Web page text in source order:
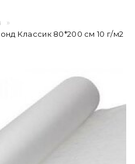
Классик 80*200 см 10 г/м2